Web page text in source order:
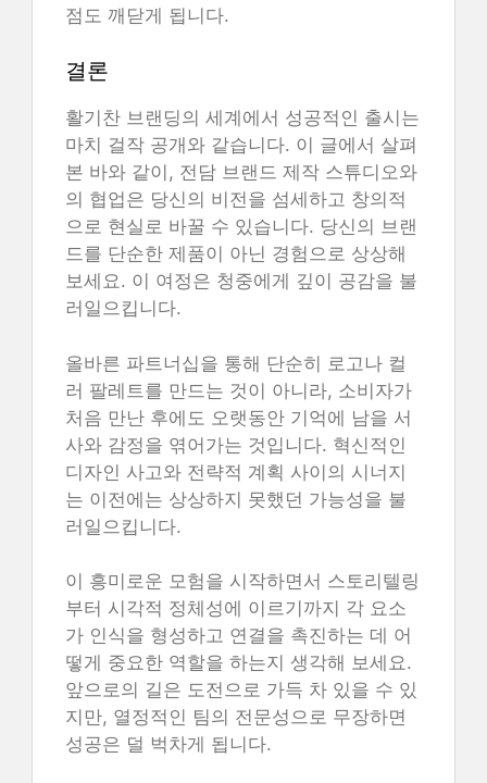
점도 깨닫게 됩니다.
결론
활기찬 브랜딩의 세계에서 성공적인 출시는
마치 걸작 공개와 같습니다. 이 글에서 살펴
본 바와 같이, 전담 브랜드 제작 스튜디오와
의 협업은 당신의 비전을 섬세하고 창의적
으로 현실로 바꿀 수 있습니다. 당신의 브랜
드를 단순한 제품이 아닌 경험으로 상상해
보세요. 이 여정은 청중에게 깊이 공감을 불
러일으킵니다.
올바른 파트너십을 통해 단순히 로고나 컬
러 팔레트를 만드는 것이 아니라, 소비자가
처음 만난 후에도 오랫동안 기억에 남을 서
사와 감정을 엮어가는 것입니다. 혁신적인
디자인 사고와 전략적 계획 사이의 시너지
는 이전에는 상상하지 못했던 가능성을 불
러일으킵니다.
이 흥미로운 모험을 시작하면서 스토리텔링
부터 시각적 정체성에 이르기까지 각 요소
가 인식을 형성하고 연결을 촉진하는 데 어
떻게 중요한 역할을 하는지 생각해 보세요.
앞으로의 길은 도전으로 가득 차 있을 수 있
지만, 열정적인 팀의 전문성으로 무장하면
성공은 덜 벅차게 됩니다.